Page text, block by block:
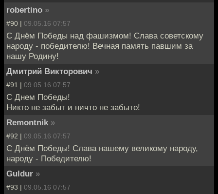
robertino »
#90 | 09.05.16 07:57
С Днём Победы над фашизмом! Слава советскому
народу - победителю! Вечная память павшим за
нашу Родину!
Дмитрий Викторович »
#91 | 09.05.16 07:57
С Днем Победы!
Никто не забыт и ничто не забыто!
Remontnik »
#92 | 09.05.16 07:57
С Днём Победы! Слава нашему великому народу,
народу - Победителю!
Guldur »
#93 | 09.05.16 07:57